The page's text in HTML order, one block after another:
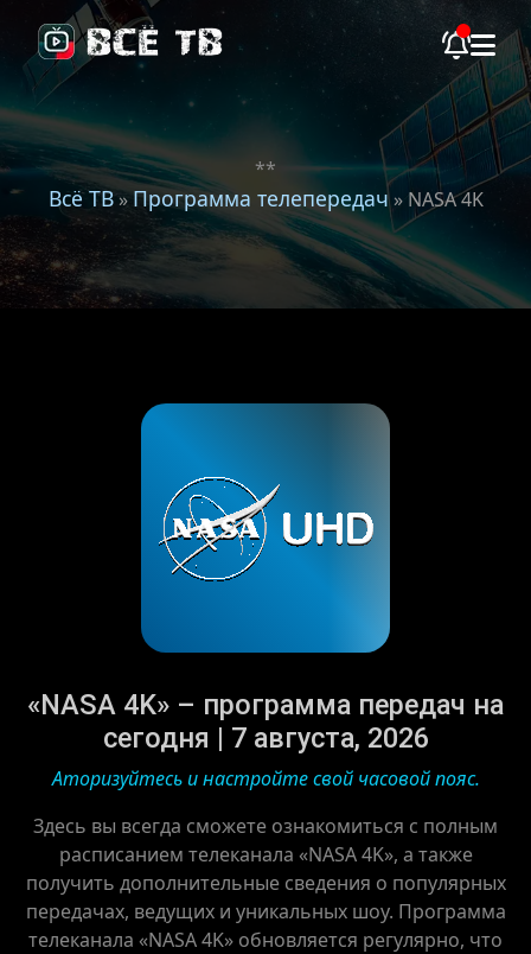
**
Всё ТВ»Программа телепередач» NASA 4K
«NASA 4K» – программа передач на
сегодня | 7 августа, 2026
Аторизуйтесь и настройте свой часовой пояс.
Здесь вы всегда сможете ознакомиться с полным
расписанием телеканала «NASA 4K», а также
получить дополнительные сведения о популярных
передачах, ведущих и уникальных шоу. Программа
телеканала «NASA 4K» обновляется регулярно, что